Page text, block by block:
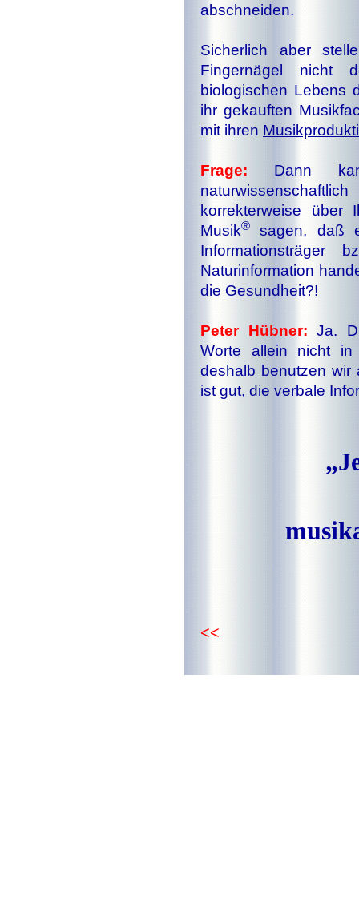
abschneiden.
Sicherlich aber
Fingernägel nicht
biologischen Lebens
ihr ge­kauf­ten
mit ihren
Frage: Dann
korrekterweise über
Musik®
sagen, daß
Informationsträger
Naturinformation
die Gesundheit?!
Peter Hübner: Ja.
Worte allein nicht in
deshalb benutzen wir
ist gut, die verbale
<<